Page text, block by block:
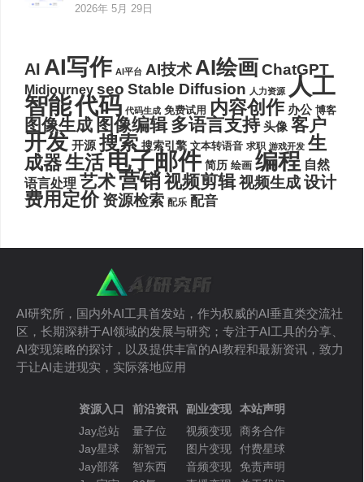
2026年 5月 29日
AI AI写作 AI平台 AI技术AI绘画ChatGPT
Midjourney seo Stable Diffusion 人力资源 人工
智能代码 代码生成 免费试用 内容创作 办公 博客
图像生成 图像编辑 多语言支持 头像 客户
开发 开源 搜索 搜索引擎 文本转语音 求职 游戏开发 生
成器生活电子邮件 简历 绘画 编程 自然
语言处理 艺术营销视频剪辑视频生成设计
费用定价 资源检索 配乐 配音
AI研究所，国内外AI工具首发站，作为权威的AI垂直类交流社
区，长期深耕于AI领域的发展与研究；专注于AI工具的分享、
AI变现策略的探讨，以及提供丰富的AI教程和最新资讯，致力
于让AI走进现实，实际落地应用
资源入口
Jay总站
Jay星球
Jay部落
前沿资讯
量子位
新智元
智东西
副业变现
视频变现
图片变现
音频变现
本站声明
商务合作
付费星球
免责声明